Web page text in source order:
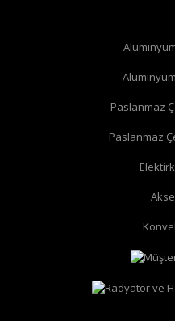
düz radyatör vanası
köşe radyatör vanası
Paslanmaz
Paslanmaz